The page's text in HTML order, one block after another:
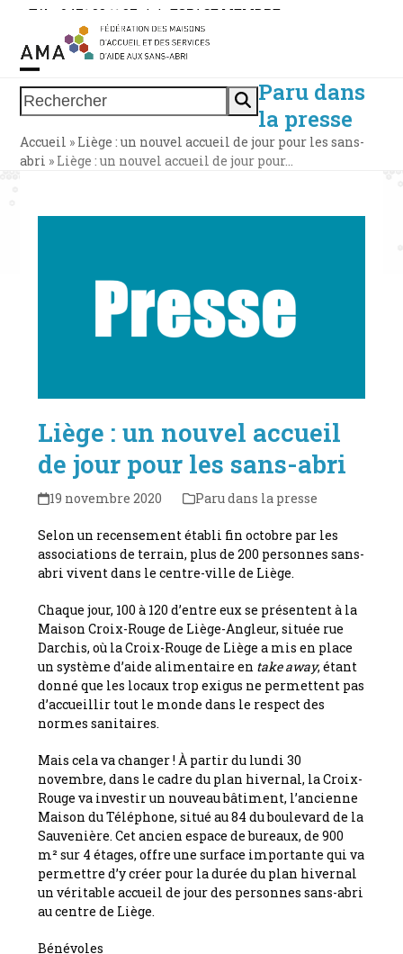
Skip
content
Tél. : 0471 38 11 37 | | ESPACE MEMBRE
Rechercher
Open
mobile
menu
Close
mobile
menu
Paru dans
la presse
Accueil » Liège : un nouvel accueil de jour pour les sans-
abri » Liège : un nouvel accueil de jour pour…
Liège : un nouvel accueil
de jour pour les sans-abri
19 novembre 2020 Paru dans la presse
Selon un recensement établi fin octobre par les
associations de terrain, plus de 200 personnes sans-
abri vivent dans le centre-ville de Liège.
Chaque jour, 100 à 120 d’entre eux se présentent à la
Maison Croix-Rouge de Liège-Angleur, située rue
Darchis, où la Croix-Rouge de Liège a mis en place
un système d’aide alimentaire en take away, étant
donné que les locaux trop exigus ne permettent pas
d’accueillir tout le monde dans le respect des
normes sanitaires.
Mais cela va changer ! À partir du lundi 30
novembre, dans le cadre du plan hivernal, la Croix-
Rouge va investir un nouveau bâtiment, l’ancienne
Maison du Téléphone, situé au 84 du boulevard de la
Sauvenière. Cet ancien espace de bureaux, de 900
m² sur 4 étages, offre une surface importante qui va
permettre d’y créer pour la durée du plan hivernal
un véritable accueil de jour des personnes sans-abri
au centre de Liège.
Bénévoles